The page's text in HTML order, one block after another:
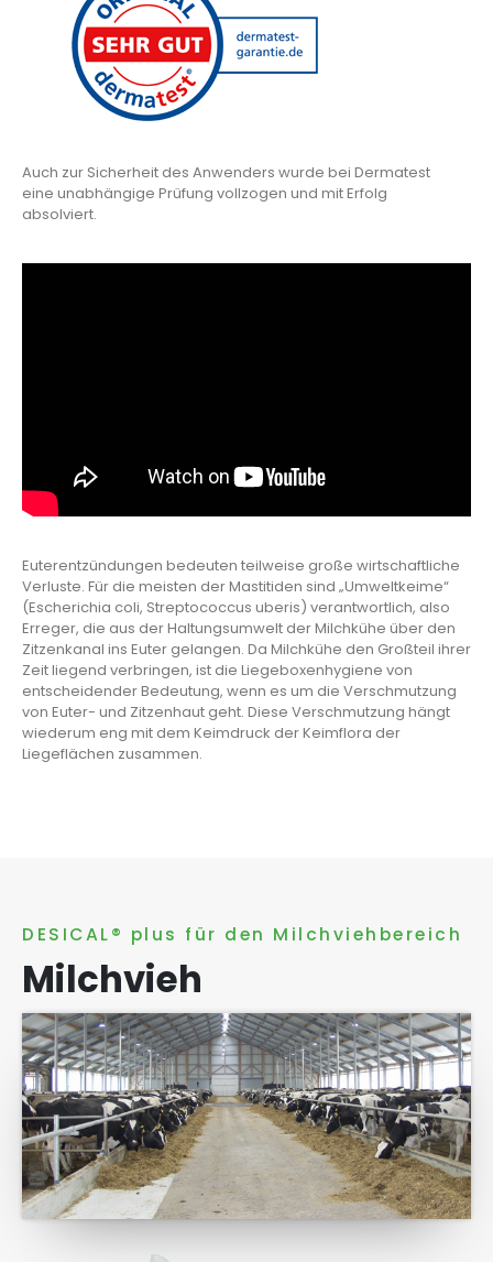
Auch zur Sicherheit des Anwenders wurde bei Dermatest
eine unabhängige Prüfung vollzogen und mit Erfolg
absolviert.
Euterentzündungen bedeuten teilweise große wirtschaftliche
Verluste. Für die meisten der Mastitiden sind „Umweltkeime“
(Escherichia coli, Streptococcus uberis) verantwortlich, also
Erreger, die aus der Haltungsumwelt der Milchkühe über den
Zitzenkanal ins Euter gelangen. Da Milchkühe den Großteil ihrer
Zeit liegend verbringen, ist die Liegeboxenhygiene von
entscheidender Bedeutung, wenn es um die Verschmutzung
von Euter- und Zitzenhaut geht. Diese Verschmutzung hängt
wiederum eng mit dem Keimdruck der Keimflora der
Liegeflächen zusammen.
DESICAL® plus für den Milchviehbereich
Milchvieh